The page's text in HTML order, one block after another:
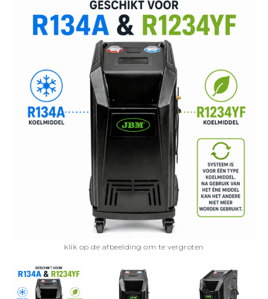
klik op de afbeelding om te vergroten